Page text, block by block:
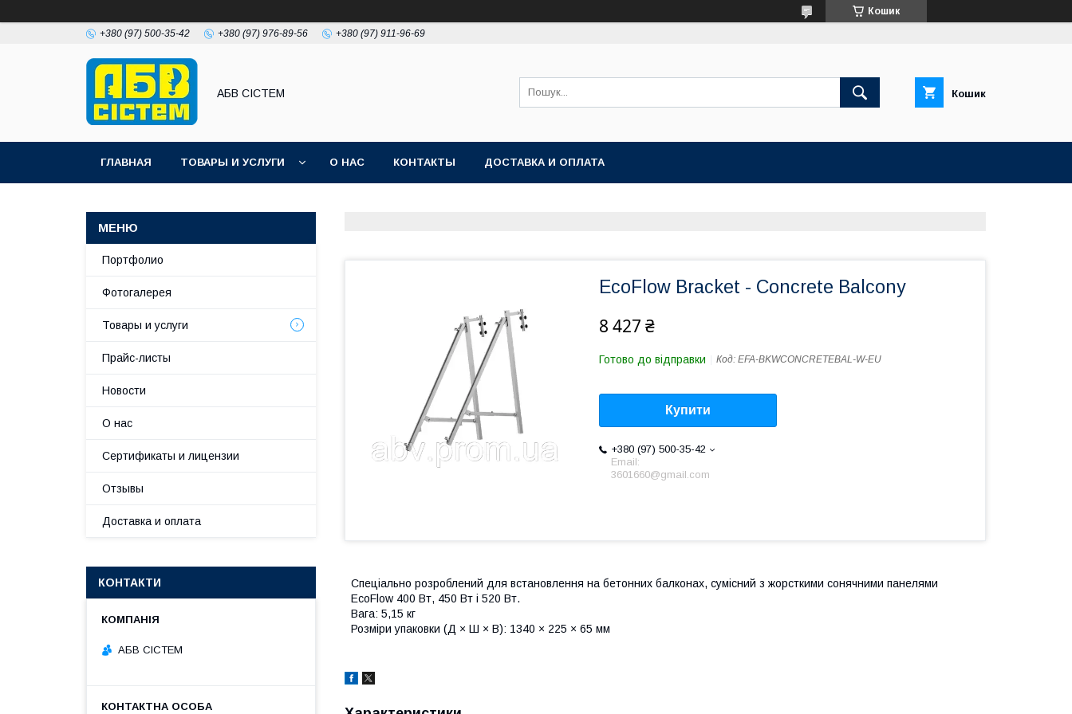
Кошик
+380 (97) 500-35-42 +380 (97) 976-89-56 +380 (97) 911-96-69
АБВ СІСТЕМ Кошик
ГЛАВНАЯ ТОВАРЫ И УСЛУГИ О НАС КОНТАКТЫ ДОСТАВКА И ОПЛАТА
EcoFlow Bracket - Concrete Balcony
8 427 ₴
Готово до відправки Код: EFA-BKWCONCRETEBAL-W-EU
Купити
+380 (97) 500-35-42
Email:
3601660@gmail.com
Спеціально розроблений для встановлення на бетонних балконах, сумісний з жорсткими сонячними панелями
EcoFlow 400 Вт, 450 Вт і 520 Вт.
Вага: 5,15 кг
Розміри упаковки (Д × Ш × В): 1340 × 225 × 65 мм
Портфолио
Фотогалерея
Товары и услуги
Прайс-листы
Новости
О нас
Сертификаты и лицензии
Отзывы
Доставка и оплата
КОНТАКТИ
АБВ СІСТЕМ